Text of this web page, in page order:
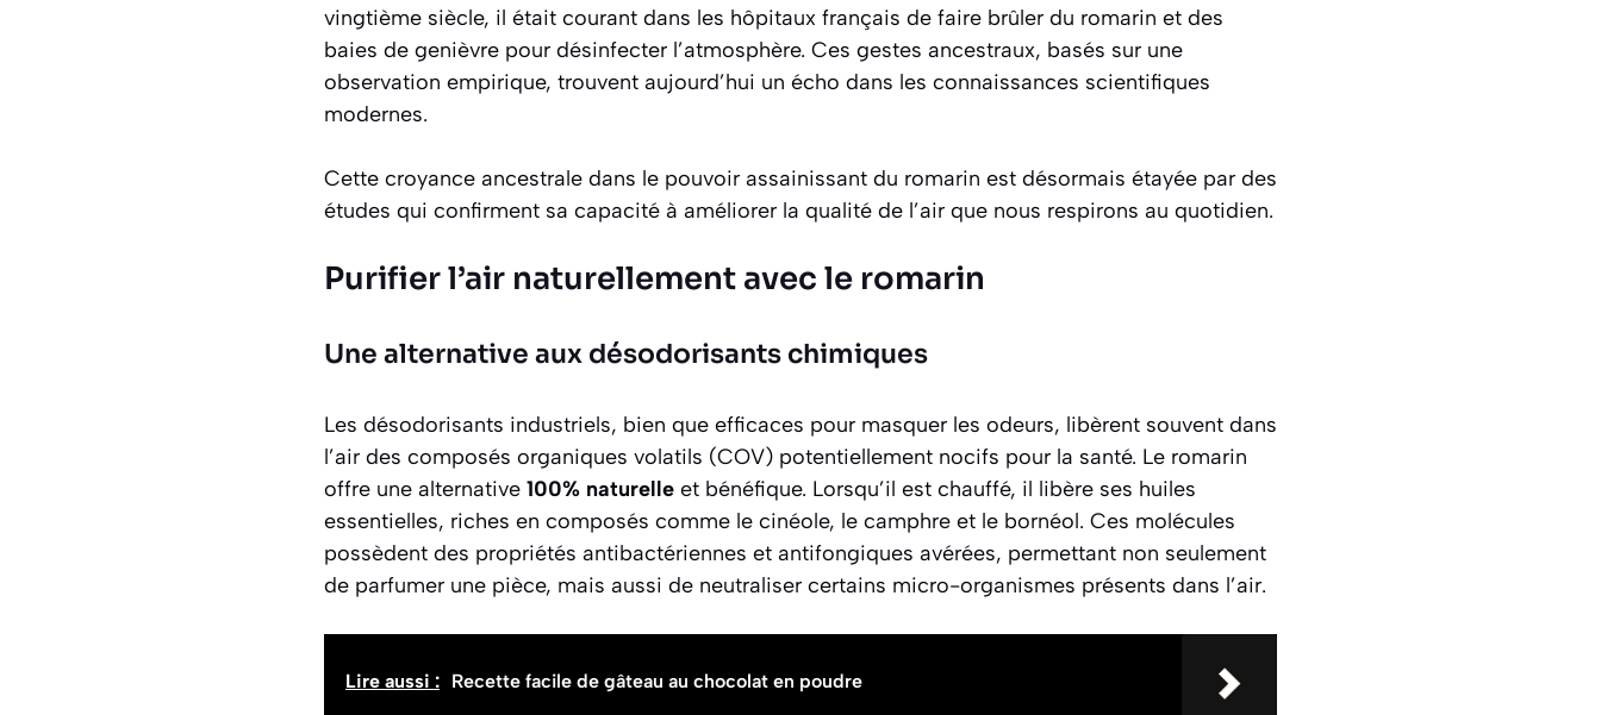
vingtième siècle, il était courant dans les hôpitaux français de faire brûler du romarin et des
baies de genièvre pour désinfecter l’atmosphère. Ces gestes ancestraux, basés sur une
observation empirique, trouvent aujourd’hui un écho dans les connaissances scientifiques
modernes.
Cette croyance ancestrale dans le pouvoir assainissant du romarin est désormais étayée par des
études qui confirment sa capacité à améliorer la qualité de l’air que nous respirons au quotidien.
Purifier l’air naturellement avec le romarin
Une alternative aux désodorisants chimiques
Les désodorisants industriels, bien que efficaces pour masquer les odeurs, libèrent souvent dans
l’air des composés organiques volatils (COV) potentiellement nocifs pour la santé. Le romarin
offre une alternative 100% naturelle et bénéfique. Lorsqu’il est chauffé, il libère ses huiles
essentielles, riches en composés comme le cinéole, le camphre et le bornéol. Ces molécules
possèdent des propriétés antibactériennes et antifongiques avérées, permettant non seulement
de parfumer une pièce, mais aussi de neutraliser certains micro-organismes présents dans l’air.
Lire aussi : Recette facile de gâteau au chocolat en poudre